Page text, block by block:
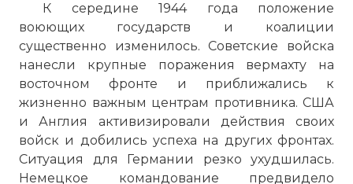
К середине 1944 года положение
воюющих государств и коалиции
существенно изменилось. Советские войска
нанесли крупные поражения вермахту на
восточном фронте и приближались к
жизненно важным центрам противника. США
и Англия активизировали действия своих
войск и добились успеха на других фронтах.
Ситуация для Германии резко ухудшилась.
Немецкое командование предвидело